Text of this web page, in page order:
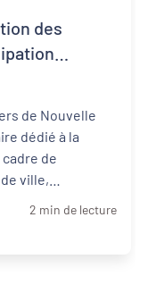
des
de Nouvelle
dédié à la
de
ville,
2 min de lecture